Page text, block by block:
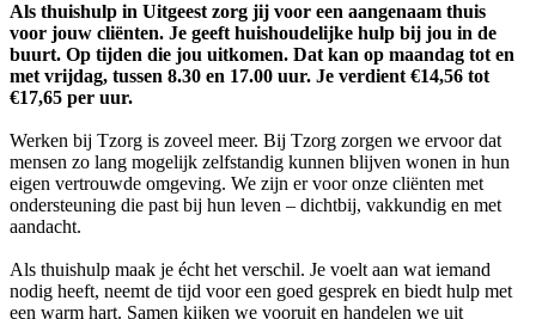
Als thuishulp in Uitgeest zorg jij voor een aangenaam thuis
voor jouw cliënten. Je geeft huishoudelijke hulp bij jou in de
buurt. Op tijden die jou uitkomen. Dat kan op maandag tot en
met vrijdag, tussen 8.30 en 17.00 uur. Je verdient €14,56 tot
€17,65 per uur.
Werken bij Tzorg is zoveel meer. Bij Tzorg zorgen we ervoor dat
mensen zo lang mogelijk zelfstandig kunnen blijven wonen in hun
eigen vertrouwde omgeving. We zijn er voor onze cliënten met
ondersteuning die past bij hun leven – dichtbij, vakkundig en met
aandacht.
Als thuishulp maak je écht het verschil. Je voelt aan wat iemand
nodig heeft, neemt de tijd voor een goed gesprek en biedt hulp met
een warm hart. Samen kijken we vooruit en handelen we uit